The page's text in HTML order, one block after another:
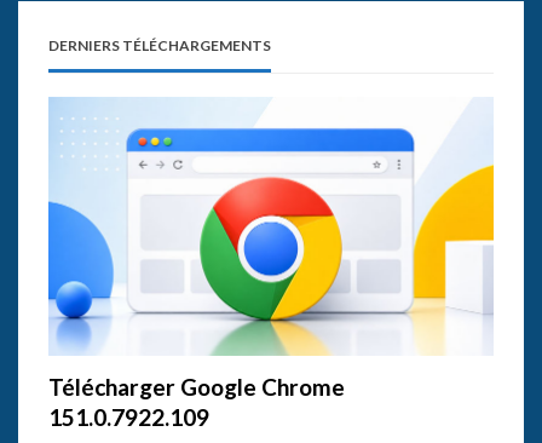
DERNIERS TÉLÉCHARGEMENTS
Télécharger Google Chrome
151.0.7922.109